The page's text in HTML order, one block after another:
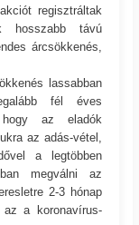
regisztráltak
hosszabb távú
árcsökkenés,
lassabban
fél éves
az eladók
az adás-vétel,
a legtöbben
megválni az
2-3 hónap
a koronavírus-